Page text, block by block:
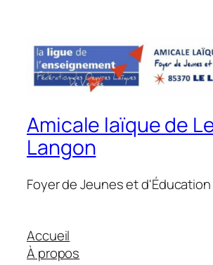
Amicale laïque de
Langon
Foyer de Jeunes et
Accueil
À propos